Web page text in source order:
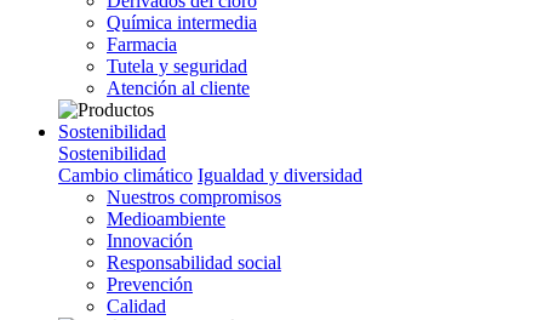
Química intermedia
Farmacia
Tutela y seguridad
Atención al cliente
Sostenibilidad
Sostenibilidad
Cambio climático Igualdad y diversidad
Nuestros compromisos
Medioambiente
Innovación
Responsabilidad social
Prevención
Calidad